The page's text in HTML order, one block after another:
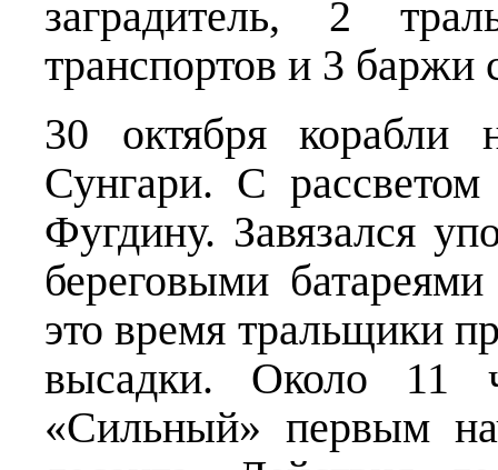
заградитель, 2
транспортов и 3 баржи
30 октября корабли
Сунгари. С
Фугдину. Завязался
береговыми
это время тральщики
высадки. Около 11
«Сильный» первым